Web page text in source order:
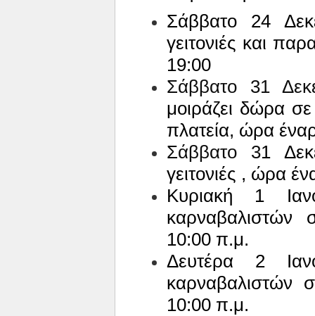
Σάββατο 24
γειτονιές και
19:00
Σάββατο 31
μοιράζει δώρα
πλατεία, ώρα
Σάββατο 31
γειτονιές , ώρα
Κυριακή 1
καρναβαλιστών
10:00 π.μ.
Δευτέρα 2
καρναβαλιστών
10:00 π.μ.